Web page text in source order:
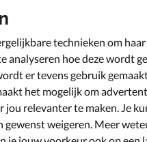
Clarks Torhill Lo
119,99
119,99
technieken om
analyseren hoe deze wordt
er tevens gebruik
het mogelijk om
jou relevanter te maken. Je
weigeren. Meer